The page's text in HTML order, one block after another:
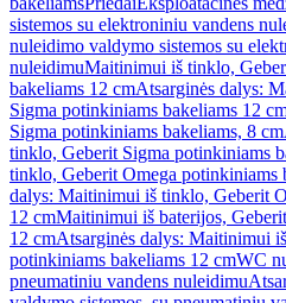
sistemos su elektroniniu vandens
nuleidimo valdymo sistemos su
nuleidimuMaitinimui iš tinklo,
bakeliams 12 cmAtsarginės dalys:
Sigma potinkiniams bakeliams 12
Sigma potinkiniams bakeliams, 8 cm
tinklo, Geberit Sigma potinkiniams
tinklo, Geberit Omega potinkiniams
dalys: Maitinimui iš tinklo, Geberit
12 cmMaitinimui iš baterijos,
12 cmAtsarginės dalys: Maitinimui
potinkiniams bakeliams 12 cmWC
pneumatiniu vandens nuleidimu